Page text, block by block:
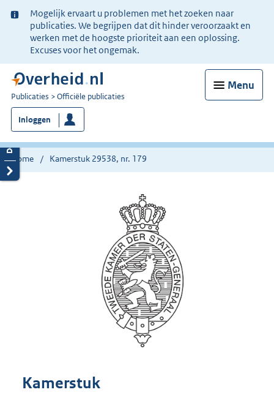
Ter
informatie:
Mogelijk ervaart u problemen met het zoeken naar
publicaties. We begrijpen dat dit hinder veroorzaakt en
werken met de hoogste prioriteit aan een oplossing.
Excuses voor het ongemak.
Menu
U
bent
nu
hier:
Publicaties Officiële publicaties
Inloggen
Home Kamerstuk 29538, nr. 179
Kamerstuk